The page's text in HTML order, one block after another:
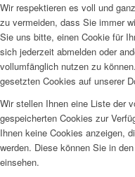
Wir respektieren es voll und
zu vermeiden, dass Sie immer
Sie uns bitte, einen Cookie für
sich jederzeit abmelden oder
vollumfänglich nutzen zu
gesetzten Cookies auf unserer
Wir stellen Ihnen eine Liste der
gespeicherten Cookies zur
Ihnen keine Cookies anzeigen,
werden. Diese können Sie in
einsehen.